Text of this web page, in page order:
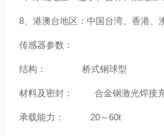
8、港澳台地区：中国台湾、香港、
传感器参数：
结构： 桥式钢球型
材料及密封： 合金钢激光焊接
承载能力： 20～60t